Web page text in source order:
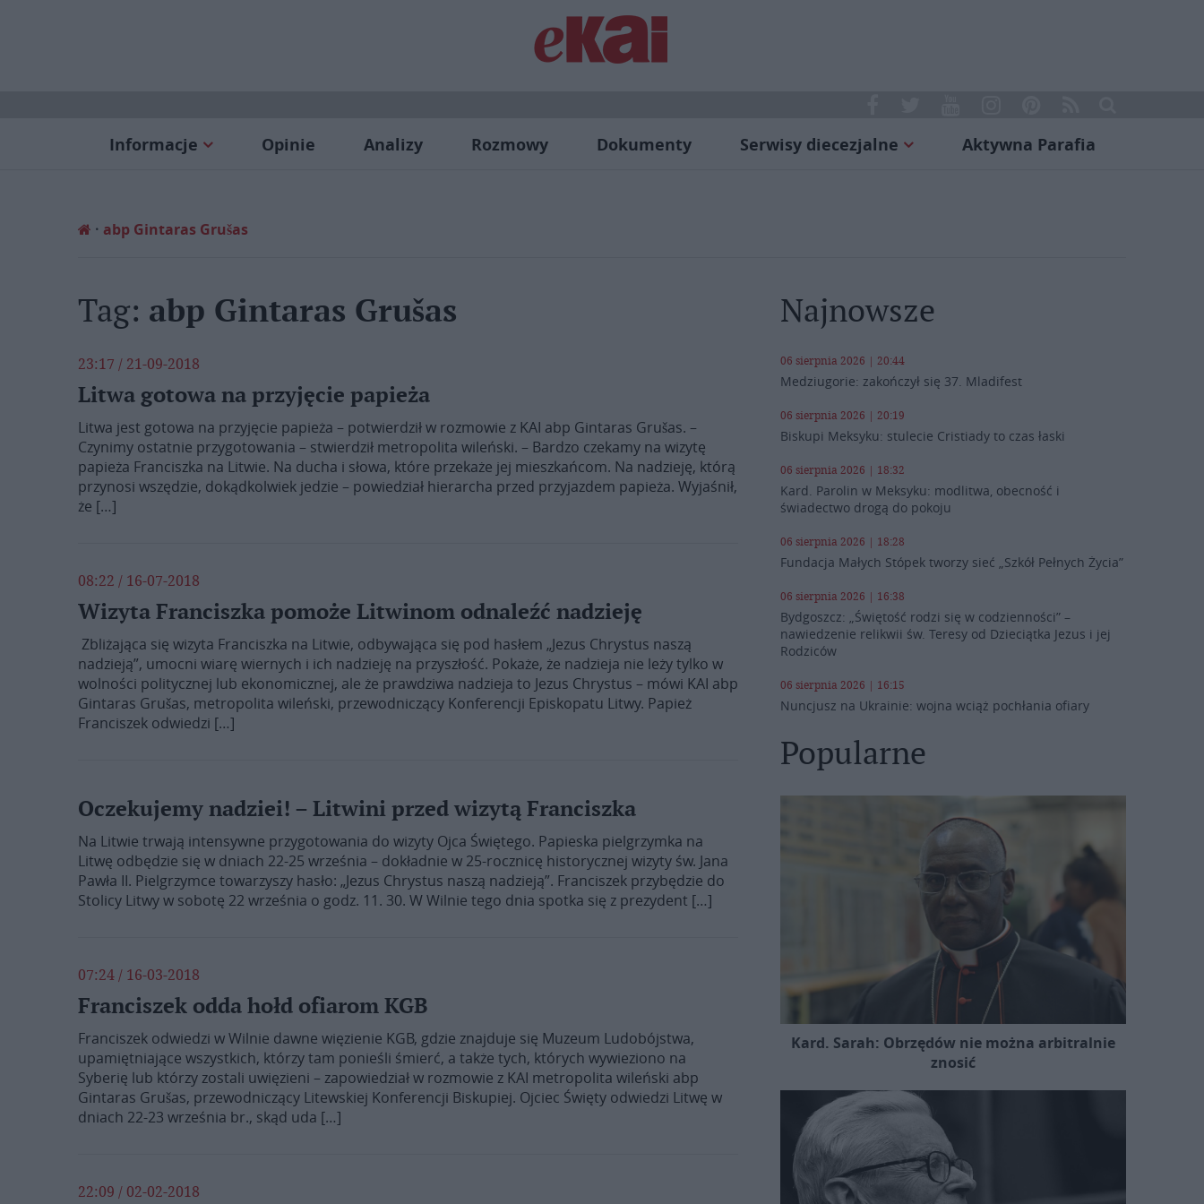
Informacje Opinie Analizy Rozmowy Dokumenty Serwisy diecezjalne Aktywna Parafia
abp Gintaras Grušas
Tag: abp Gintaras Grušas
23:17 / 21-09-2018
Litwa gotowa na przyjęcie papieża
Litwa jest gotowa na przyjęcie papieża – potwierdził w rozmowie z KAI abp Gintaras Grušas. –
Czynimy ostatnie przygotowania – stwierdził metropolita wileński. – Bardzo czekamy na wizytę
papieża Franciszka na Litwie. Na ducha i słowa, które przekaże jej mieszkańcom. Na nadzieję, którą
przynosi wszędzie, dokądkolwiek jedzie – powiedział hierarcha przed przyjazdem papieża. Wyjaśnił,
że […]
08:22 / 16-07-2018
Wizyta Franciszka pomoże Litwinom odnaleźć nadzieję
Zbliżająca się wizyta Franciszka na Litwie, odbywająca się pod hasłem „Jezus Chrystus naszą
nadzieją”, umocni wiarę wiernych i ich nadzieję na przyszłość. Pokaże, że nadzieja nie leży tylko w
wolności politycznej lub ekonomicznej, ale że prawdziwa nadzieja to Jezus Chrystus – mówi KAI abp
Gintaras Grušas, metropolita wileński, przewodniczący Konferencji Episkopatu Litwy. Papież
Franciszek odwiedzi […]
Oczekujemy nadziei! – Litwini przed wizytą Franciszka
Na Litwie trwają intensywne przygotowania do wizyty Ojca Świętego. Papieska pielgrzymka na
Litwę odbędzie się w dniach 22-25 września – dokładnie w 25-rocznicę historycznej wizyty św. Jana
Pawła II. Pielgrzymce towarzyszy hasło: „Jezus Chrystus naszą nadzieją”. Franciszek przybędzie do
Stolicy Litwy w sobotę 22 września o godz. 11. 30. W Wilnie tego dnia spotka się z prezydent […]
07:24 / 16-03-2018
Franciszek odda hołd ofiarom KGB
Franciszek odwiedzi w Wilnie dawne więzienie KGB, gdzie znajduje się Muzeum Ludobójstwa,
upamiętniające wszystkich, którzy tam ponieśli śmierć, a także tych, których wywieziono na
Syberię lub którzy zostali uwięzieni – zapowiedział w rozmowie z KAI metropolita wileński abp
Gintaras Grušas, przewodniczący Litewskiej Konferencji Biskupiej. Ojciec Święty odwiedzi Litwę w
dniach 22-23 września br., skąd uda […]
22:09 / 02-02-2018
Najnowsze
06 sierpnia 2026 | 20:44
Medziugorie: zakończył się 37. Mladifest
06 sierpnia 2026 | 20:19
Biskupi Meksyku: stulecie Cristiady to czas łaski
06 sierpnia 2026 | 18:32
Kard. Parolin w Meksyku: modlitwa, obecność i
świadectwo drogą do pokoju
06 sierpnia 2026 | 18:28
Fundacja Małych Stópek tworzy sieć „Szkół Pełnych Życia”
06 sierpnia 2026 | 16:38
Bydgoszcz: „Świętość rodzi się w codzienności” –
nawiedzenie relikwii św. Teresy od Dzieciątka Jezus i jej
Rodziców
06 sierpnia 2026 | 16:15
Nuncjusz na Ukrainie: wojna wciąż pochłania ofiary
Popularne
Kard. Sarah: Obrzędów nie można arbitralnie
znosić